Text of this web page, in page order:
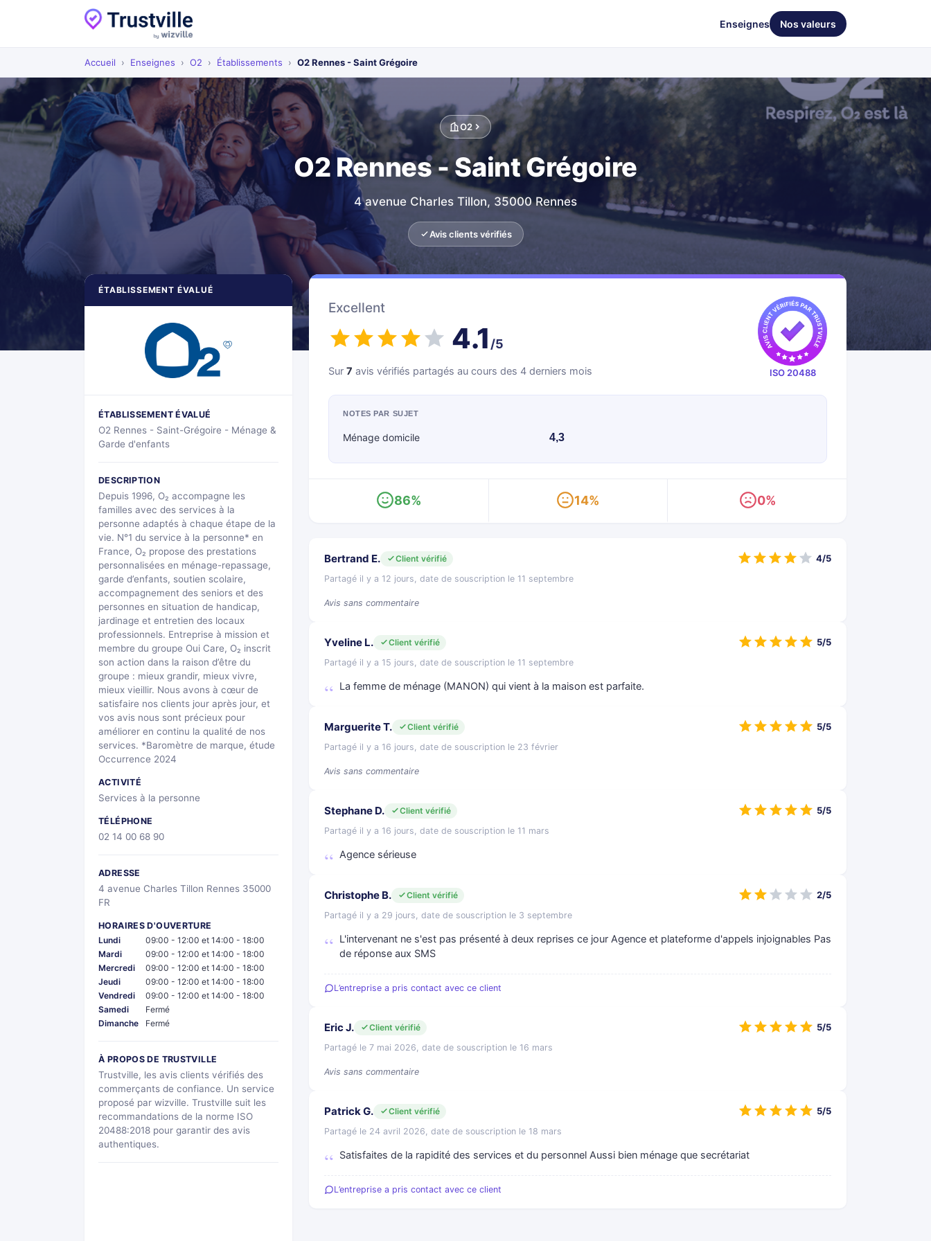
Enseignes Nos valeurs
Accueil › Enseignes › O2 › Établissements › O2 Rennes - Saint Grégoire
O2
O2 Rennes - Saint Grégoire
4 avenue Charles Tillon, 35000 Rennes
Avis clients vérifiés
ÉTABLISSEMENT ÉVALUÉ
ÉTABLISSEMENT ÉVALUÉ
O2 Rennes - Saint-Grégoire - Ménage &
Garde d'enfants
DESCRIPTION
Depuis 1996, O₂ accompagne les
familles avec des services à la
personne adaptés à chaque étape de la
vie. N°1 du service à la personne* en
France, O₂ propose des prestations
personnalisées en ménage-repassage,
garde d’enfants, soutien scolaire,
accompagnement des seniors et des
personnes en situation de handicap,
jardinage et entretien des locaux
professionnels. Entreprise à mission et
membre du groupe Oui Care, O₂ inscrit
son action dans la raison d’être du
groupe : mieux grandir, mieux vivre,
mieux vieillir. Nous avons à cœur de
satisfaire nos clients jour après jour, et
vos avis nous sont précieux pour
améliorer en continu la qualité de nos
services. *Baromètre de marque, étude
Occurrence 2024
ACTIVITÉ
Services à la personne
TÉLÉPHONE
02 14 00 68 90
ADRESSE
4 avenue Charles Tillon Rennes 35000
FR
HORAIRES D'OUVERTURE
Lundi
09:00 - 12:00 et 14:00 - 18:00
Mardi
09:00 - 12:00 et 14:00 - 18:00
Mercredi
09:00 - 12:00 et 14:00 - 18:00
Jeudi
09:00 - 12:00 et 14:00 - 18:00
Vendredi
09:00 - 12:00 et 14:00 - 18:00
Samedi
Fermé
Dimanche
Fermé
À PROPOS DE TRUSTVILLE
Trustville, les avis clients vérifiés des
commerçants de confiance. Un service
proposé par wizville. Trustville suit les
recommandations de la norme ISO
20488:2018 pour garantir des avis
authentiques.
Excellent
4.1 /5
Sur 7 avis vérifiés partagés au cours des 4 derniers mois ISO 20488
NOTES PAR SUJET
Ménage domicile 4,3
86% 14% 0%
Bertrand E.
Client vérifié
Partagé il y a 12 jours, date de souscription le 11 septembre
Avis sans commentaire
4/5
Yveline L.
Client vérifié
Partagé il y a 15 jours, date de souscription le 11 septembre
La femme de ménage (MANON) qui vient à la maison est parfaite.
5/5
Marguerite T.
Client vérifié
Partagé il y a 16 jours, date de souscription le 23 février
Avis sans commentaire
5/5
Stephane D.
Client vérifié
Partagé il y a 16 jours, date de souscription le 11 mars
Agence sérieuse
5/5
Christophe B.
Client vérifié
Partagé il y a 29 jours, date de souscription le 3 septembre
L'intervenant ne s'est pas présenté à deux reprises ce jour Agence et plateforme d'appels injoignables Pas
de réponse aux SMS
2/5
L’entreprise a pris contact avec ce client
Eric J.
Client vérifié
Partagé le 7 mai 2026, date de souscription le 16 mars
Avis sans commentaire
5/5
Patrick G.
Client vérifié
Partagé le 24 avril 2026, date de souscription le 18 mars
Satisfaites de la rapidité des services et du personnel Aussi bien ménage que secrétariat
5/5
L’entreprise a pris contact avec ce client